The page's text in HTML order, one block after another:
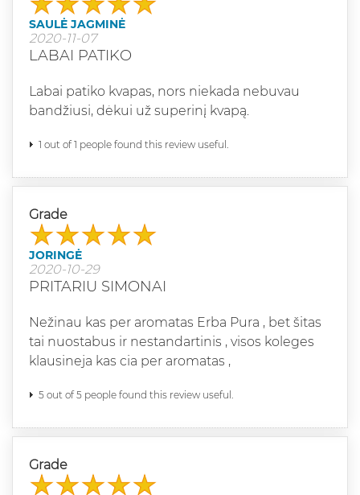
SAULĖ JAGMINĖ
2020-11-07
LABAI PATIKO
Labai patiko kvapas, nors niekada nebuvau
bandžiusi, dėkui už superinį kvapą.
1 out of 1 people found this review useful.
Grade
JORINGĖ
2020-10-29
PRITARIU SIMONAI
Nežinau kas per aromatas Erba Pura , bet šitas
tai nuostabus ir nestandartinis , visos koleges
klausineja kas cia per aromatas ,
5 out of 5 people found this review useful.
Grade